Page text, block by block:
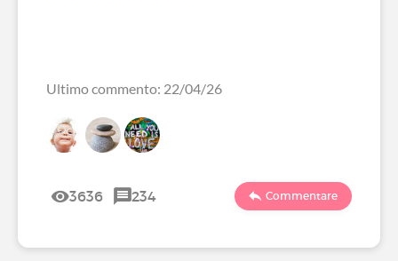
Ultimo commento: 22/04/26
3636 234 Commentare